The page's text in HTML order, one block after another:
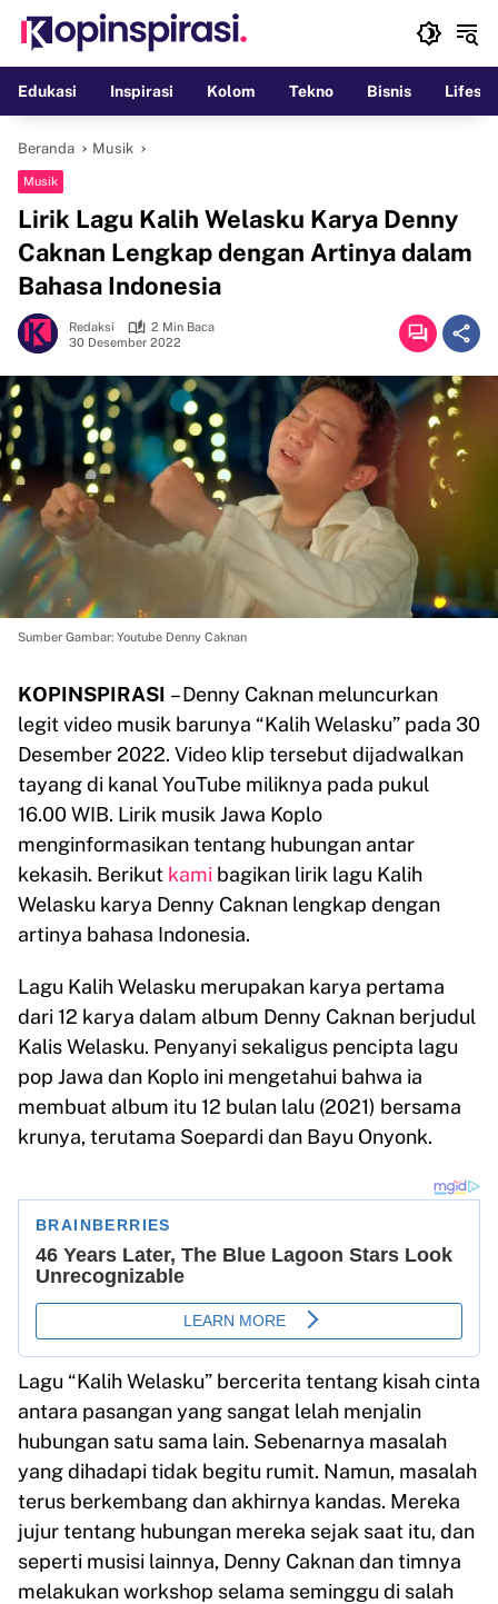
konten
Edukasi
Inspirasi Kolom Tekno Bisnis
Beranda Musik
Musik
Lirik Lagu Kalih Welasku Karya Denny
Caknan Lengkap dengan Artinya dalam
Bahasa Indonesia
Redaksi
2 Min Baca
30 Desember 2022
Sumber Gambar: Youtube Denny Caknan
KOPINSPIRASI – Denny Caknan meluncurkan
legit video musik barunya “Kalih Welasku” pada 30
Desember 2022. Video klip tersebut dijadwalkan
tayang di kanal YouTube miliknya pada pukul
16.00 WIB. Lirik musik Jawa Koplo
menginformasikan tentang hubungan antar
kekasih. Berikut kami bagikan lirik lagu Kalih
Welasku karya Denny Caknan lengkap dengan
artinya bahasa Indonesia.
Lagu Kalih Welasku merupakan karya pertama
dari 12 karya dalam album Denny Caknan berjudul
Kalis Welasku. Penyanyi sekaligus pencipta lagu
pop Jawa dan Koplo ini mengetahui bahwa ia
membuat album itu 12 bulan lalu (2021) bersama
krunya, terutama Soepardi dan Bayu Onyonk.
Lagu “Kalih Welasku” bercerita tentang kisah cinta
antara pasangan yang sangat lelah menjalin
hubungan satu sama lain. Sebenarnya masalah
yang dihadapi tidak begitu rumit. Namun, masalah
terus berkembang dan akhirnya kandas. Mereka
jujur ​​tentang hubungan mereka sejak saat itu, dan
seperti musisi lainnya, Denny Caknan dan timnya
melakukan workshop selama seminggu di salah